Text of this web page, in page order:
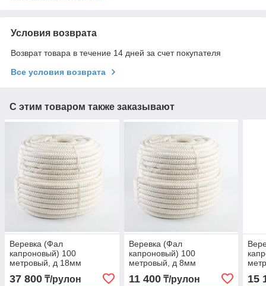
Условия возврата
Возврат товара в течение 14 дней за счет покупателя
Все условия возврата
С этим товаром также заказывают
Веревка (Фал
капроновый) 100
метровый, д 18мм
37 800 ₸/рулон
Веревка (Фал
капроновый) 100
метровый, д 8мм
11 400₸/рулон 15